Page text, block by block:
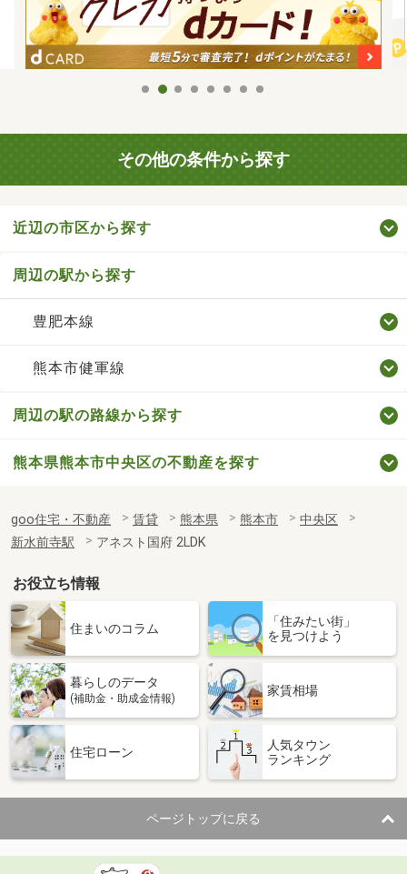
その他の条件から探す
近辺の市区から探す
周辺の駅から探す
豊肥本線
熊本市健軍線
周辺の駅の路線から探す
熊本県熊本市中央区の不動産を探す
goo住宅・不動産 賃貸 熊本県 熊本市
中央区
新水前寺駅
アネスト国府 2LDK
お役立ち情報
住まいのコラム
「住みたい街」
を見つけよう
暮らしのデータ
(補助金・助成金情報)
家賃相場
住宅ローン
人気タウン
ランキング
ページトップに戻る